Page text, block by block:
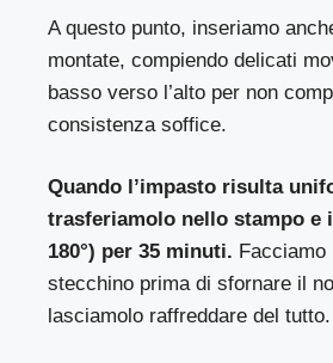
A questo punto, inseriamo
montate, compiendo delicati
basso verso l’alto per non
consistenza soffice.
Quando l’impasto risulta
trasferiamolo nello stampo e
180°) per 35 minuti.
stecchino prima di sfornare il
lasciamolo raffreddare del tutto.